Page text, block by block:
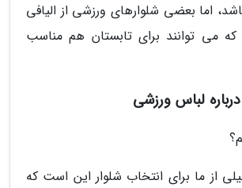
اما بعضی شلوارهای ورزشی از الیافی
می توانند برای تابستان هم مناسب
از ما برای انتخاب شلوار این است که